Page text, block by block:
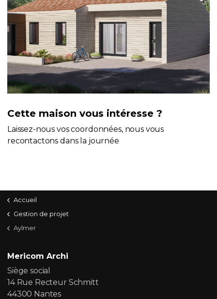
Cette maison vous intéresse ?
Laissez-nous vos coordonnées, nous vous
recontactons dans la journée
Accueil
Gestion de projet
Aylmer
Mericom Archi
Siège social
14 Rue Recteur Schmitt
44300 Nantes